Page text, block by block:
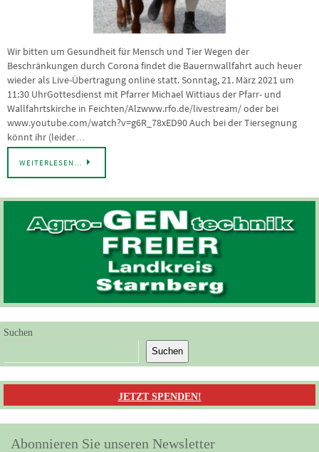
Wir bitten um Gesundheit für Mensch und Tier Wegen der
Beschränkungen durch Corona findet die Bauernwallfahrt auch heuer
wieder als Live-Übertragung online statt. Sonntag, 21. März 2021 um
11:30 UhrGottesdienst mit Pfarrer Michael Wittiaus der Pfarr- und
Wallfahrtskirche in Feichten/Alzwww.rfo.de/livestream/ oder bei
www.youtube.com/watch?v=g6R_78xED90 Auch bei der Tiersegnung
könnt ihr (leider…
WEITERLESEN…
Suchen
Suchen
JETZT SPENDEN!
Abonnieren Sie unseren Newsletter